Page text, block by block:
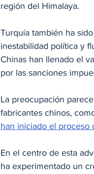
región del Himalaya.
Turquía también ha
inestabilidad política y
Chinas han llenado el
por las sanciones
La preocupación
fabricantes chinos,
han iniciado el proceso
En el centro de esta
ha experimentado un